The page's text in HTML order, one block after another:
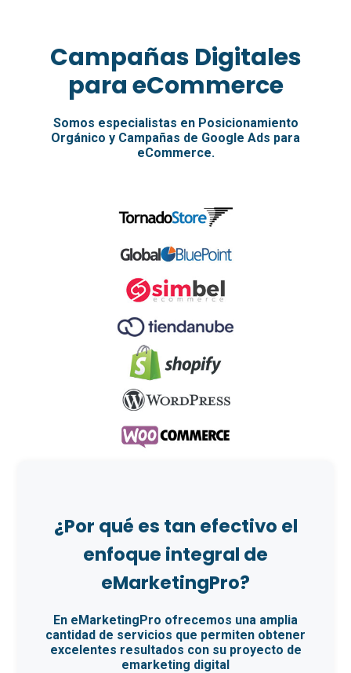
Campañas Digitales
para eCommerce
Somos especialistas en Posicionamiento
Orgánico y Campañas de Google Ads para
eCommerce.
¿Por qué es tan efectivo el
enfoque integral de
eMarketingPro?
En eMarketingPro ofrecemos una amplia
cantidad de servicios que permiten obtener
excelentes resultados con su proyecto de
emarketing digital